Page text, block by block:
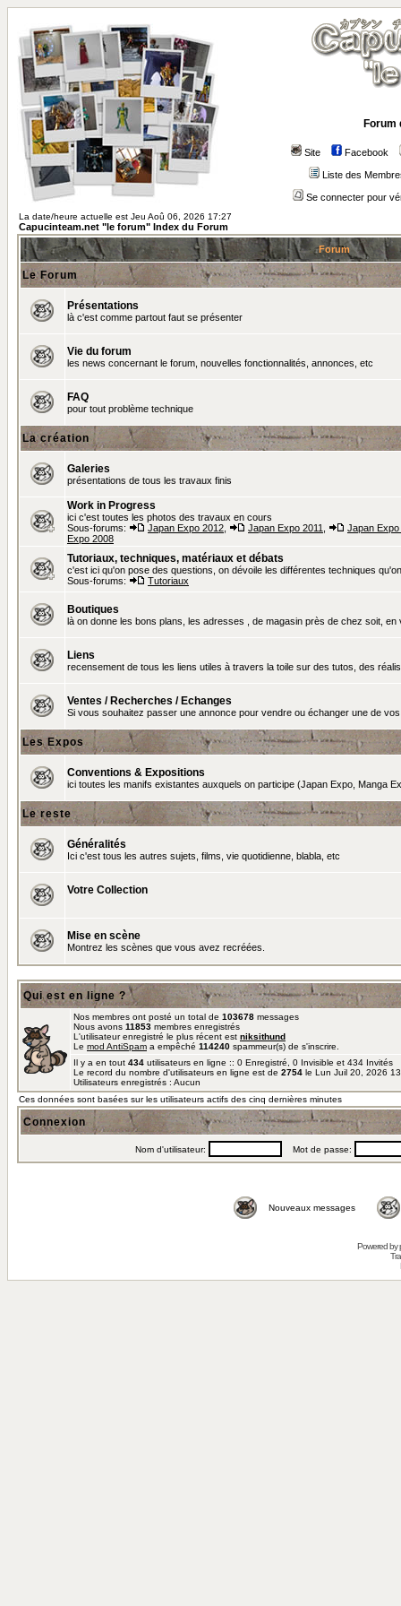
Forum
Site Facebook
Liste des
Se connecter pour
La date/heure actuelle est Jeu Aoû 06, 2026 17:27
Capucinteam.net "le forum" Index du Forum
Forum
Le Forum
Présentations
là c'est comme partout faut se présenter
Vie du forum
les news concernant le forum, nouvelles fonctionnalités, annonces, etc
FAQ
pour tout problème technique
La création
Galeries
présentations de tous les travaux finis
Work in Progress
ici c'est toutes les photos des travaux en cours
Sous-forums:
Japan Expo 2012 Japan Expo 2011
Japan Expo
Expo 2008
Tutoriaux, techniques, matériaux et débats
c'est ici qu'on pose des questions, on dévoile les différentes techniques
Sous-forums:
Tutoriaux
Boutiques
là on donne les bons plans, les adresses , de magasin près de chez soit, en
Liens
recensement de tous les liens utiles à travers la toile sur des tutos, des
Ventes / Recherches / Echanges
Si vous souhaitez passer une annonce pour vendre ou échanger une de
Les Expos
Conventions & Expositions
ici toutes les manifs existantes auxquels on participe (Japan Expo, Manga
Le reste
Généralités
Ici c'est tous les autres sujets, films, vie quotidienne, blabla, etc
Votre Collection
Mise en scène
Montrez les scènes que vous avez recréées.
Qui est en ligne ?
Nos membres ont posté un total de 103678 messages
Nous avons 11853 membres enregistrés
L'utilisateur enregistré le plus récent est niksithund
Le mod AntiSpam a empêché 114240 spammeur(s) de s'inscrire.
Il y a en tout 434 utilisateurs en ligne :: 0 Enregistré, 0 Invisible et 434
Le record du nombre d'utilisateurs en ligne est de 2754 le Lun Juil 20, 2026
Utilisateurs enregistrés : Aucun
Ces données sont basées sur les utilisateurs actifs des cinq dernières minutes
Connexion
Nom d'utilisateur: Mot de passe:
Nouveaux messages
Powered by